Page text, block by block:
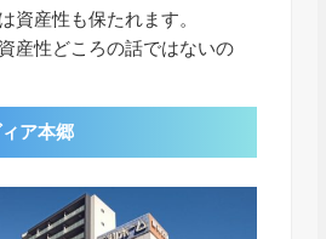
資産性も保たれます。
産性どころの話ではないの
ア本郷